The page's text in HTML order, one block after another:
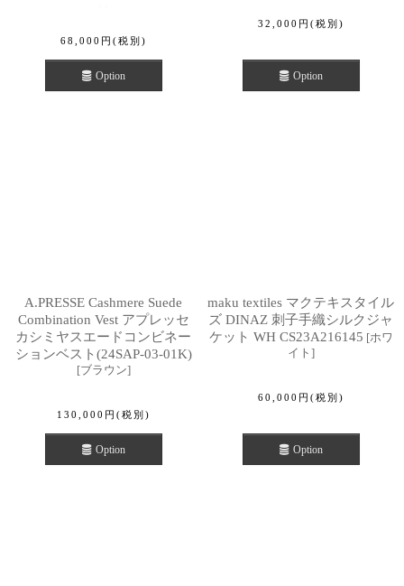
68,000 円 (税別)
Option
32,000 円 (税別)
Option
A.PRESSE Cashmere Suede
Combination Vest アプレッセ
カシミヤスエードコンビネー
ションベスト(24SAP-03-01K)
[ブラウン]
130,000 円 (税別)
Option
maku textiles マクテキスタイル
ズ DINAZ 刺子手織シルクジャ
ケット WH CS23A216145 [ホワ
イト ]
60,000 円 (税別)
Option